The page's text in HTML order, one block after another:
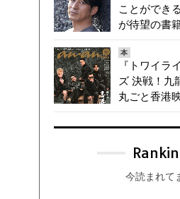
ことができ
が待望の書
本
『トワイラ
ズ 決戦！九
丸ごと香港
今読まれて